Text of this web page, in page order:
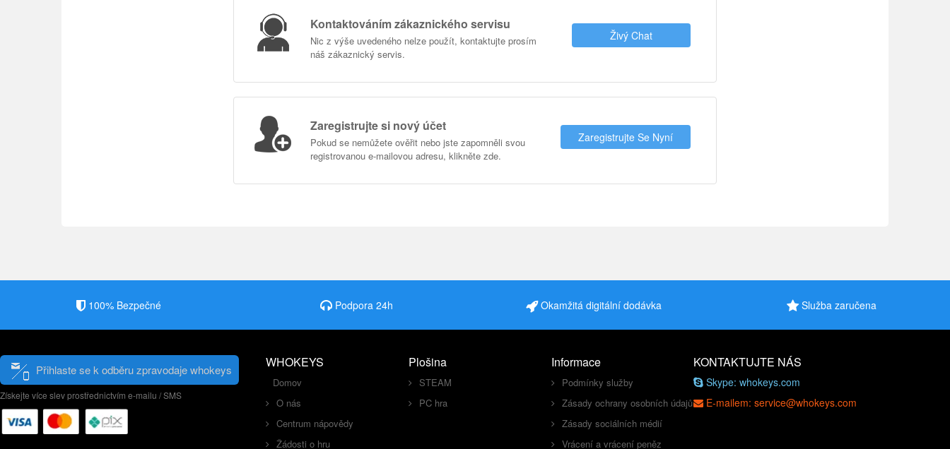
Kontaktováním zákaznického servisu
Nic z výše uvedeného nelze použít, kontaktujte prosím
náš zákaznický servis.
Živý Chat
Zaregistrujte si nový účet
Pokud se nemůžete ověřit nebo jste zapomněli svou
registrovanou e-mailovou adresu, klikněte zde.
Zaregistrujte Se Nyní
100% Bezpečné Podpora 24h Okamžitá digitální dodávka Služba zaručena
Přihlaste se k odběru zpravodaje whokeys
Získejte více slev prostřednictvím e-mailu / SMS
WHOKEYS
Domov
O nás
Centrum nápovědy
Žádosti o hru
Plošina
STEAM
PC hra
Informace
Podmínky služby
Zásady ochrany osobních údajů
Zásady sociálních médií
Vrácení a vrácení peněz
KONTAKTUJTE NÁS
Skype: whokeys.com
E-mailem: service@whokeys.com